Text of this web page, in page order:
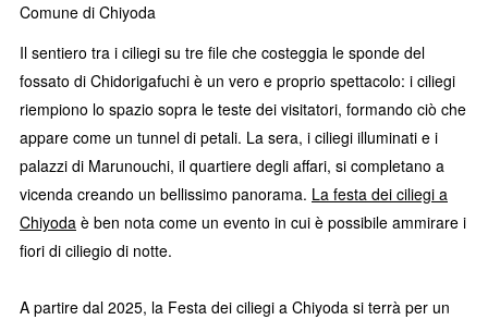
Comune di Chiyoda
Il sentiero tra i ciliegi su tre file che costeggia le sponde del
fossato di Chidorigafuchi è un vero e proprio spettacolo: i ciliegi
riempiono lo spazio sopra le teste dei visitatori, formando ciò che
appare come un tunnel di petali. La sera, i ciliegi illuminati e i
palazzi di Marunouchi, il quartiere degli affari, si completano a
vicenda creando un bellissimo panorama. La festa dei ciliegi a
Chiyoda è ben nota come un evento in cui è possibile ammirare i
fiori di ciliegio di notte.
A partire dal 2025, la Festa dei ciliegi a Chiyoda si terrà per un